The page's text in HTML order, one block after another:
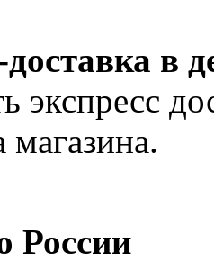
в
экспресс
России